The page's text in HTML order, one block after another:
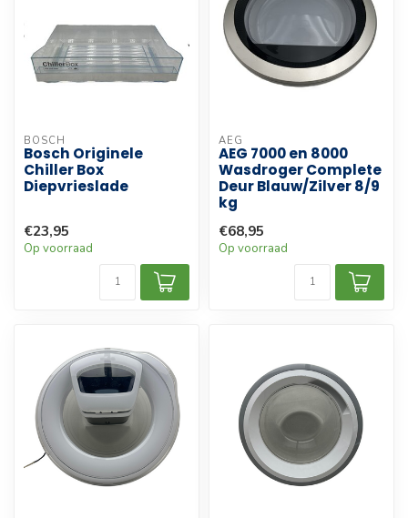
BOSCH
Bosch Originele
Chiller Box
Diepvrieslade
€23,95
Op voorraad
AEG
AEG 7000 en 8000
Wasdroger Complete
Deur Blauw/Zilver 8/9
kg
€68,95
Op voorraad